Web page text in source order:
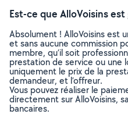
Est-ce que AlloVoisins
Absolument ! AlloVoisins est
et sans aucune commission
membre, qu’il soit
prestation de service ou une
uniquement le prix de la
demandeur, et l’offreur.
Vous pouvez réaliser le
directement sur AlloVoisins,
bancaires.